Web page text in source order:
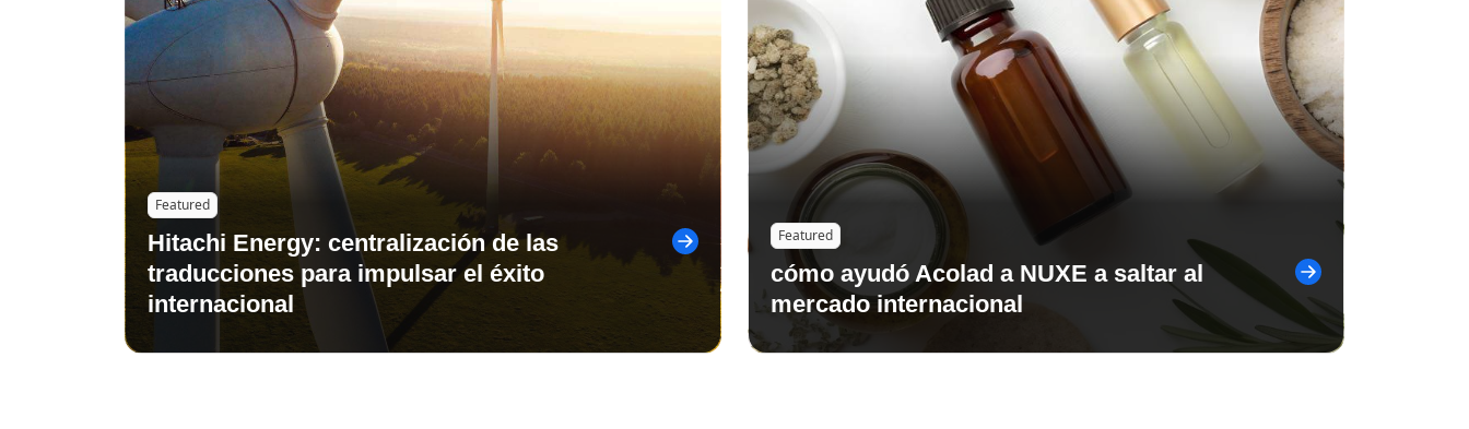
Featured
Hitachi Energy: centralización de las
traducciones para impulsar el éxito
internacional
Featured
cómo ayudó Acolad a NUXE a saltar al
mercado internacional